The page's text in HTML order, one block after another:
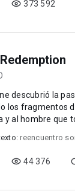
373 592
descubrió la
los fragmentos
y al hombre que
reencuentro
44 376